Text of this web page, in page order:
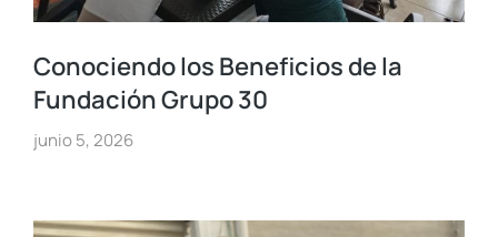
Conociendo los Beneficios de la
Fundación Grupo 30
junio 5, 2026